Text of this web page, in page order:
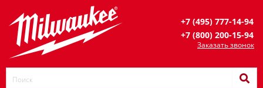
+7 (495) 777-14-94
+7 (800) 200-15-94
Заказать звонок